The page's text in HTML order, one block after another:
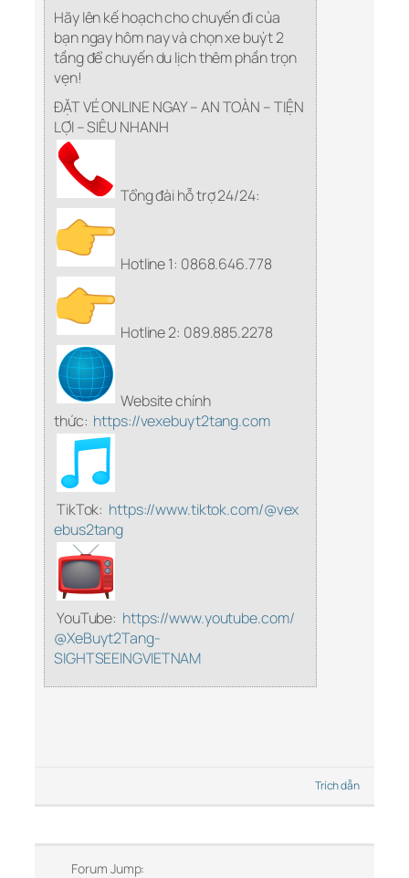
Hãy lên kế hoạch cho chuyến đi của
bạn ngay hôm nay và chọn xe buýt 2
tầng để chuyến du lịch thêm phần trọn
vẹn!
ĐẶT VÉ ONLINE NGAY – AN TOÀN – TIỆN
LỢI – SIÊU NHANH
Tổng đài hỗ trợ 24/24:
Hotline 1: 0868.646.778
Hotline 2: 089.885.2278
Website chính
thức: https://vexebuyt2tang.com
TikTok: https://www.tiktok.com/@vex
ebus2tang
YouTube: https://www.youtube.com/
@XeBuyt2Tang-
SIGHTSEEINGVIETNAM
Trích dẫn
Forum Jump: